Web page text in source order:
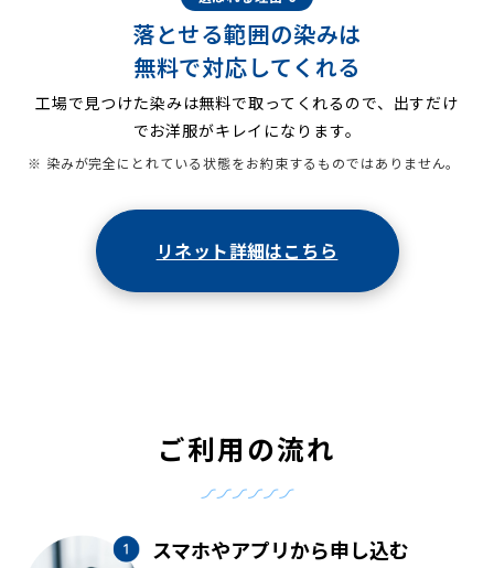
落とせる範囲の染みは
無料で対応してくれる
工場で見つけた染みは無料で取ってくれるので、出すだけ
でお洋服がキレイになります。
※ 染みが完全にとれている状態をお約束するものではありません。
リネット詳細はこちら
ご利用の流れ
スマホやアプリから申し込む